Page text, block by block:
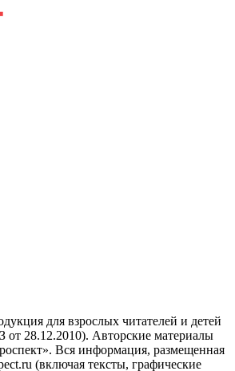
для взрослых читателей и детей
от 28.12.2010). Авторские материалы
Вся информация, размещенная
(включая тексты, графические